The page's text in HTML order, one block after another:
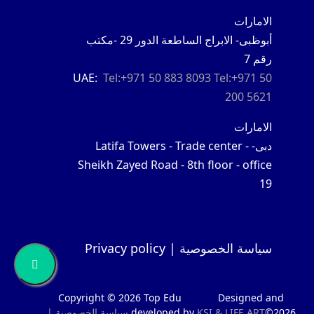
حاليا ثاني أكبر وجهة شعبية…
الدراسة في الصين
الدوليين فالأمر يختلف عن باقي الوجهات…
المزيد
الدراسة في روسيا
الدراسة في النمسا
الامارات
أبوظبى- الابراج الساطعة الدور 29 -مكتب
رقم 7
UAE: Tel:+971 50 883 8093Tel:+971 50
200 5621
الامارات
دبى-Latifa Towers - Trade center -
Sheikh Zayed Road - 8th floor - office
19
سياسة الخصوصية | Privacy policy
Copyright © 2026 Top Edu Designed and